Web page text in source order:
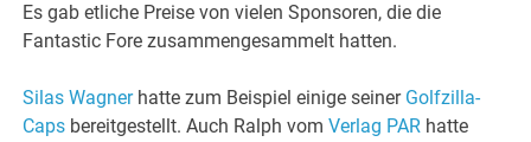
Es gab etliche Preise von vielen Sponsoren, die die
Fantastic Fore zusammengesammelt hatten.
Silas Wagnerhatte zum Beispiel einige seiner Golfzilla-
Caps bereitgestellt. Auch Ralph vomVerlag PAR hatte